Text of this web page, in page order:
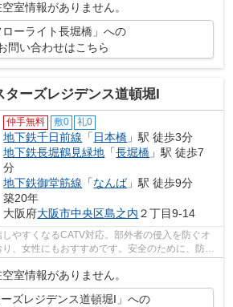
室情報がありません。
ローライト長堀橋」への
問い合わせはこちら
ターズレジデンス道頓堀I
仲手無料 敷0 礼0
地下鉄千日前線 「 日本橋 」駅 徒歩3分
地下鉄長堀鶴見緑地 「長堀橋 」駅 徒歩7
分
地下鉄御堂筋線 「なんば」駅 徒歩9分
築20年
大阪府大阪市中央区島之内 ２丁目9-14
やすくなるCATV対応。部外者の侵入を防ぐオ
、女性にもおすすめです。安全のために、防犯
ションです...
室情報がありません。
ーズレジデンス道頓堀I」への